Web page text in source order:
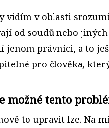
vidím v oblasti
od soudů nebo
jenom právníci, a to
pro člověka,
možné tento
to upravit lze. Na